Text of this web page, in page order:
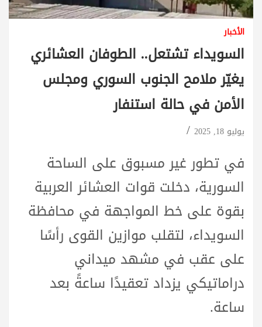
الأخبار
السويداء تشتعل.. الطوفان العشائري
يغيّر ملامح الجنوب السوري ومجلس
الأمن في حالة استنفار
يوليو 18, 2025
في تطور غير مسبوق على الساحة
السورية، دخلت قوات العشائر العربية
بقوة على خط المواجهة في محافظة
السويداء، لتقلب موازين القوى رأسًا
على عقب في مشهد ميداني
دراماتيكي يزداد تعقيدًا ساعةً بعد
ساعة.